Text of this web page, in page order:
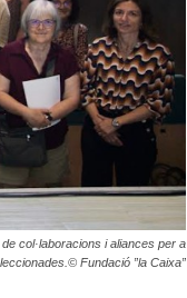
col·laboracions i aliances per a
Fundació ”la Caixa”